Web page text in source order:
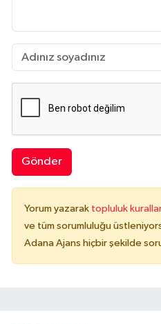
Gönder
Yorum yazarak topluluk
ve tüm sorumluluğu
Adana Ajans hiçbir şekilde